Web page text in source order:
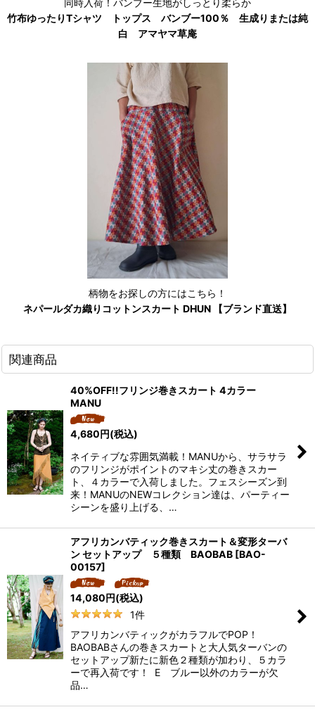
同時入荷！バンブー生地がしっとり柔らか
竹布ゆったりTシャツ トップス バンブー100％ 生成りまたは純
白 アマヤマ草庵
柄物をお探しの方にはこちら！
ネパールダカ織りコットンスカート DHUN 【ブランド直送】
関連商品
40%OFF!!フリンジ巻きスカート 4カラー
MANU
4,680円(税込)
ネイティブな雰囲気満載！MANUから、サラサラ
のフリンジがポイントのマキシ丈の巻きスカー
ト、４カラーで入荷しました。フェスシーズン到
来！MANUのNEWコレクション達は、パーティー
シーンを盛り上げる、…
アフリカンバティック巻きスカート＆変形ターバ
ン セットアップ ５種類 BAOBAB [BAO-
00157]
14,080円(税込)
1件
アフリカンバティックがカラフルでPOP！
BAOBABさんの巻きスカートと大人気ターバンの
セットアップ新たに新色２種類が加わり、５カラ
ーで再入荷です！ E ブルー以外のカラーが欠
品…